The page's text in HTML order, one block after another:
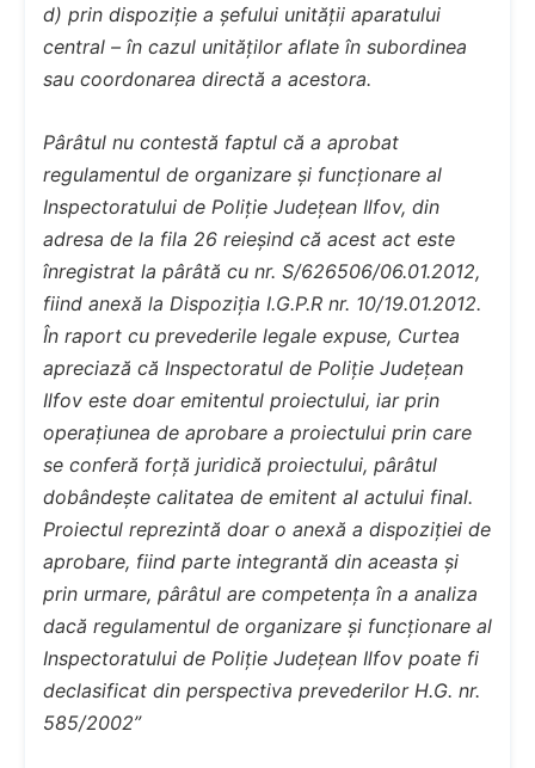
d) prin dispoziție a șefului unității aparatului
central – în cazul unităților aflate în subordinea
sau coordonarea directă a acestora.
Pârâtul nu contestă faptul că a aprobat
regulamentul de organizare și funcționare al
Inspectoratului de Poliție Județean Ilfov, din
adresa de la fila 26 reieșind că acest act este
înregistrat la pârâtă cu nr. S/626506/06.01.2012,
fiind anexă la Dispoziția I.G.P.R nr. 10/19.01.2012.
În raport cu prevederile legale expuse, Curtea
apreciază că Inspectoratul de Poliție Județean
Ilfov este doar emitentul proiectului, iar prin
operațiunea de aprobare a proiectului prin care
se conferă forță juridică proiectului, pârâtul
dobândește calitatea de emitent al actului final.
Proiectul reprezintă doar o anexă a dispoziției de
aprobare, fiind parte integrantă din aceasta și
prin urmare, pârâtul are competența în a analiza
dacă regulamentul de organizare și funcționare al
Inspectoratului de Poliție Județean Ilfov poate fi
declasificat din perspectiva prevederilor H.G. nr.
585/2002”